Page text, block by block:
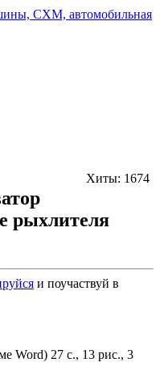
СХМ, автомобильная
Хиты: 1674
рыхлителя
и поучаствуй в
Word) 27 с., 13 рис., 3